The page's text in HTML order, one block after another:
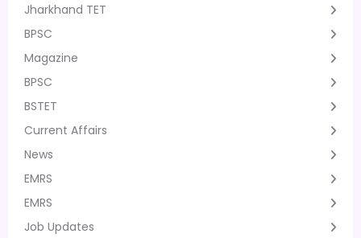
Jharkhand TET
BPSC
Magazine
BPSC
BSTET
Current Affairs
News
EMRS
EMRS
Job Updates